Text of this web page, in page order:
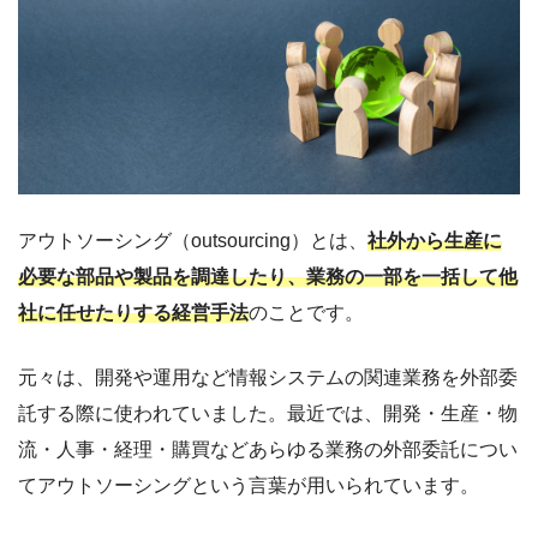
アウトソーシング（outsourcing）とは、 社外から生産に
必要な部品や製品を調達したり、業務の一部を一括して他
社に任せたりする経営手法のことです。
元々は、開発や運用など情報システムの関連業務を外部委
託する際に使われていました。最近では、開発・生産・物
流・人事・経理・購買などあらゆる業務の外部委託につい
てアウトソーシングという言葉が用いられています。